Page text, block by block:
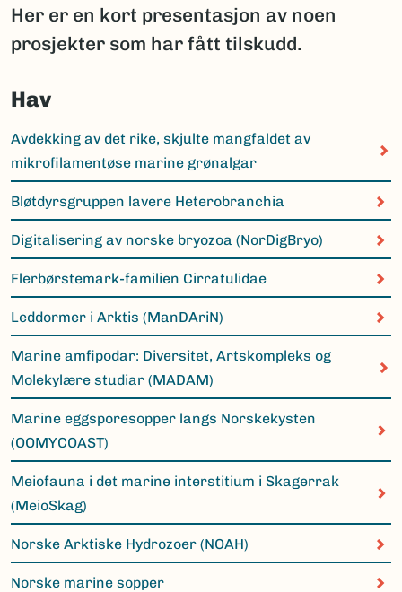
Her er en kort presentasjon av noen
prosjekter som har fått tilskudd.
Hav
Avdekking av det rike, skjulte mangfaldet av
mikrofilamentøse marine grønalgar
Bløtdyrsgruppen lavere Heterobranchia
Digitalisering av norske bryozoa (NorDigBryo)
Flerbørstemark-familien Cirratulidae
Leddormer i Arktis (ManDAriN)
Marine amfipodar: Diversitet, Artskompleks og
Molekylære studiar (MADAM)
Marine eggsporesopper langs Norskekysten
(OOMYCOAST)
Meiofauna i det marine interstitium i Skagerrak
(MeioSkag)
Norske Arktiske Hydrozoer (NOAH)
Norske marine sopper